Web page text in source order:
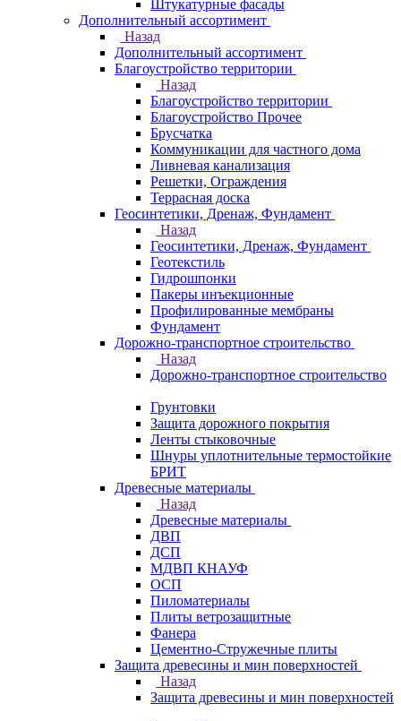
Штукатурные фасады
Дополнительный ассортимент
Назад
Дополнительный ассортимент
Благоустройство территории
Назад
Благоустройство территории
Благоустройство Прочее
Брусчатка
Коммуникации для частного дома
Ливневая канализация
Решетки, Ограждения
Террасная доска
Геосинтетики, Дренаж, Фундамент
Назад
Геосинтетики, Дренаж, Фундамент
Геотекстиль
Гидрошпонки
Пакеры инъекционные
Профилированные мембраны
Фундамент
Дорожно-транспортное строительство
Назад
Дорожно-транспортное строительство
Грунтовки
Защита дорожного покрытия
Ленты стыковочные
Шнуры уплотнительные термостойкие
БРИТ
Древесные материалы
Назад
Древесные материалы
ДВП
ДСП
МДВП КНАУФ
ОСП
Пиломатериалы
Плиты ветрозащитные
Фанера
Цементно-Стружечные плиты
Защита древесины и мин поверхностей
Назад
Защита древесины и мин поверхностей